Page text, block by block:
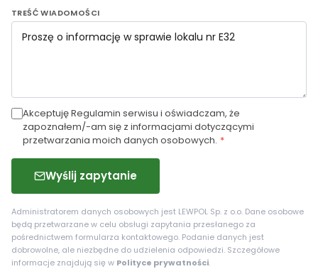
TREŚĆ WIADOMOŚCI
Akceptuję Regulamin serwisu i oświadczam, że
zapoznałem/-am się z informacjami dotyczącymi
przetwarzania moich danych osobowych. *
Wyślij zapytanie
Administratorem danych osobowych jest LEWPOL Sp. z o.o. Dane osobowe
będą przetwarzane w celu obsługi zapytania przesłanego za
pośrednictwem formularza kontaktowego. Podanie danych jest
dobrowolne, ale niezbędne do udzielenia odpowiedzi. Szczegółowe
informacje znajdują się w Polityce prywatności.